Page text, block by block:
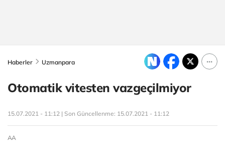
Haberler Uzmanpara
Otomatik vitesten vazgeçilmiyor
15.07.2021 - 11:12 | Son Güncellenme: 15.07.2021 - 11:12
AA